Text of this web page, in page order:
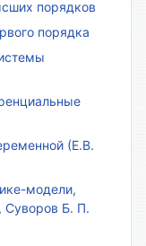
порядков
порядка
(Е.В.
модели,
Суворов Б. П.